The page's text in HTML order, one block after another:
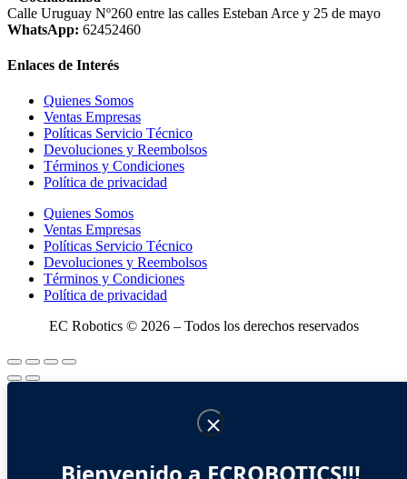
Calle Uruguay Nº260 entre las calles Esteban Arce y 25 de mayo
WhatsApp: 62452460
Enlaces de Interés
Quienes Somos
Ventas Empresas
Políticas Servicio Técnico
Devoluciones y Reembolsos
Términos y Condiciones
Política de privacidad
Quienes Somos
Ventas Empresas
Políticas Servicio Técnico
Devoluciones y Reembolsos
Términos y Condiciones
Política de privacidad
EC Robotics © 2026 – Todos los derechos reservados